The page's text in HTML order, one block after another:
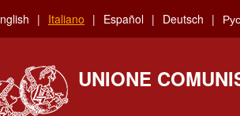
Italiano Español Deutsch
UNIONE